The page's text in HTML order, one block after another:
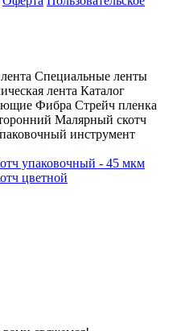
Специальные ленты
лента Каталог
Фибра Стрейч пленка
Малярный скотч
инструмент
упаковочный - 45 мкм
цветной